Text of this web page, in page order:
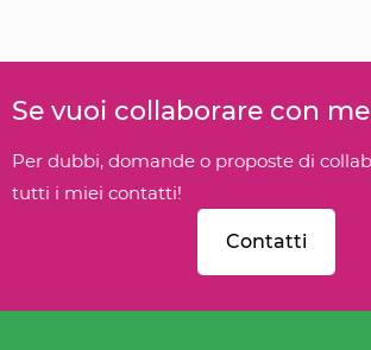
Se vuoi collaborare con
Per dubbi, domande o proposte di
tutti i miei contatti!
Contatti